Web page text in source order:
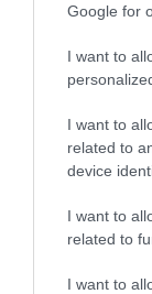
Google for
I want to
I want to
related to
device
I want to
related to
I want to